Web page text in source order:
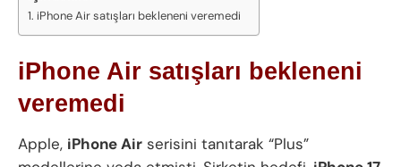
iPhone Air satışları bekleneni veremedi
iPhone Air satışları bekleneni
veremedi
Apple, iPhone Air serisini tanıtarak “Plus”